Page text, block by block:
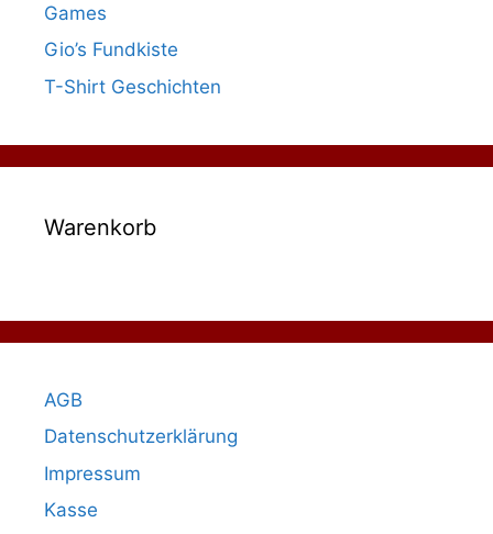
Games
Gio’s Fundkiste
T-Shirt Geschichten
Warenkorb
AGB
Datenschutzerklärung
Impressum
Kasse